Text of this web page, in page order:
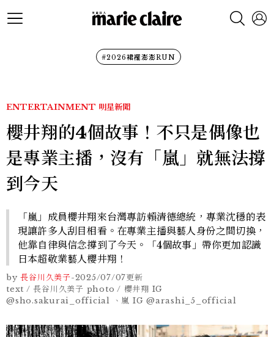
#2026裙襬澎澎RUN
ENTERTAINMENT 明星新聞
櫻井翔的4個故事！不只是偶像也
是專業主播，沒有「嵐」就無法撐
到今天
「嵐」成員櫻井翔來台灣專訪賴清德總統，專業沈穩的表
現讓許多人刮目相看。在專業主播與藝人身份之間切換，
他靠自律與信念撐到了今天。「4個故事」帶你更加認識
日本超敬業藝人櫻井翔！
by 長谷川久美子-2025/07/07更新
text / 長谷川久美子 photo / 櫻井翔 IG
@sho.sakurai_official 、嵐 IG @arashi_5_official